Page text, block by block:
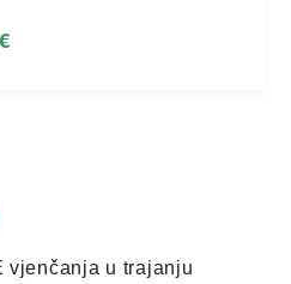
vjenčanja u trajanju